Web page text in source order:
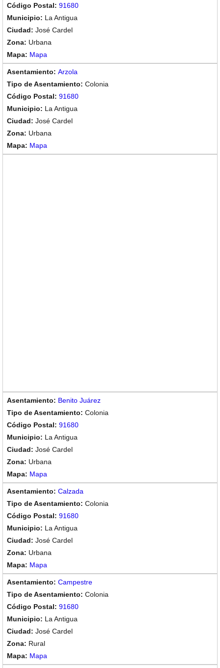
91680
La Antigua
José Cardel
Urbana
Mapa
Arzola
Colonia
91680
La Antigua
José Cardel
Urbana
Mapa
Benito Juárez
Colonia
91680
La Antigua
José Cardel
Urbana
Mapa
Calzada
Colonia
91680
La Antigua
José Cardel
Urbana
Mapa
Campestre
Colonia
91680
La Antigua
José Cardel
Rural
Mapa